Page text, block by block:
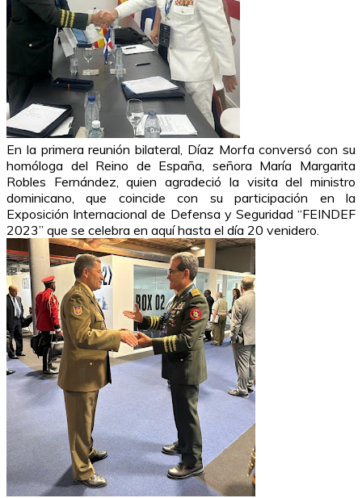
En la primera reunión bilateral, Díaz Morfa conversó con su
homóloga del Reino de España, señora María Margarita
Robles Fernández, quien agradeció la visita del ministro
dominicano, que coincide con su participación en la
Exposición Internacional de Defensa y Seguridad “FEINDEF
2023” que se celebra en aquí hasta el día 20 venidero.